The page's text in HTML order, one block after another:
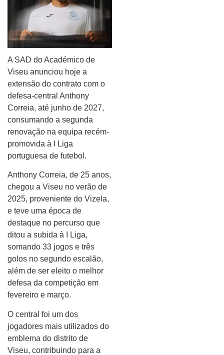
A SAD do Académico de
Viseu anunciou hoje a
extensão do contrato com o
defesa-central Anthony
Correia, até junho de 2027,
consumando a segunda
renovação na equipa recém-
promovida à I Liga
portuguesa de futebol.
Anthony Correia, de 25 anos,
chegou a Viseu no verão de
2025, proveniente do Vizela,
e teve uma época de
destaque no percurso que
ditou a subida à I Liga,
somando 33 jogos e três
golos no segundo escalão,
além de ser eleito o melhor
defesa da competição em
fevereiro e março.
O central foi um dos
jogadores mais utilizados do
emblema do distrito de
Viseu, contribuindo para a